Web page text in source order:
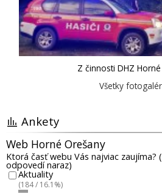
Z činnosti DHZ
Všetky
Ankety
Web Horné Orešany
Ktorá časť webu Vás najviac zaujíma?
odpovedí naraz)
Aktuality
(184 / 16.1%)